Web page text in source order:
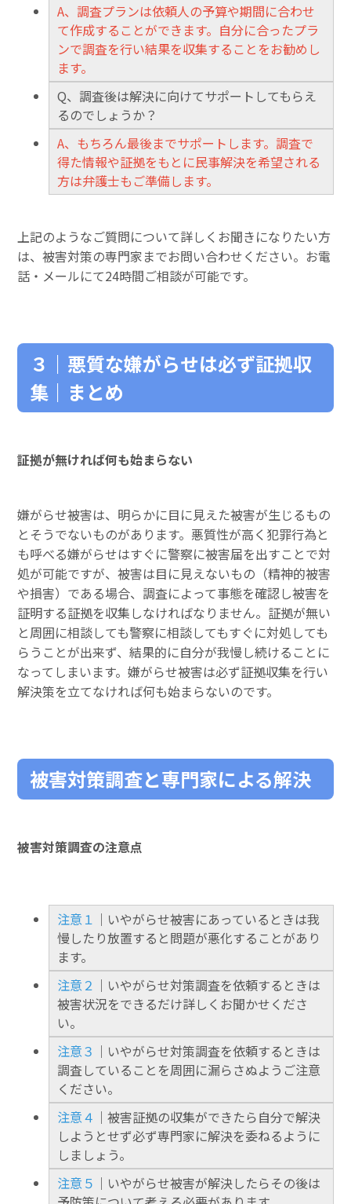
A、調査プランは依頼人の予算や期間に合わせ
て作成することができます。自分に合ったプラ
ンで調査を行い結果を収集することをお勧めし
ます。
Q、調査後は解決に向けてサポートしてもらえ
るのでしょうか？
A、もちろん最後までサポートします。調査で
得た情報や証拠をもとに民事解決を希望される
方は弁護士もご準備します。
上記のようなご質問について詳しくお聞きになりたい方
は、被害対策の専門家までお問い合わせください。お電
話・メールにて24時間ご相談が可能です。
３｜悪質な嫌がらせは必ず証拠収
集｜まとめ
証拠が無ければ何も始まらない
嫌がらせ被害は、明らかに目に見えた被害が生じるもの
とそうでないものがあります。悪質性が高く犯罪行為と
も呼べる嫌がらせはすぐに警察に被害届を出すことで対
処が可能ですが、被害は目に見えないもの（精神的被害
や損害）である場合、調査によって事態を確認し被害を
証明する証拠を収集しなければなりません。証拠が無い
と周囲に相談しても警察に相談してもすぐに対処しても
らうことが出来ず、結果的に自分が我慢し続けることに
なってしまいます。嫌がらせ被害は必ず証拠収集を行い
解決策を立てなければ何も始まらないのです。
被害対策調査と専門家による解決
被害対策調査の注意点
注意１ ｜いやがらせ被害にあっているときは我
慢したり放置すると問題が悪化することがあり
ます。
注意２ ｜いやがらせ対策調査を依頼するときは
被害状況をできるだけ詳しくお聞かせくださ
い。
注意３ ｜いやがらせ対策調査を依頼するときは
調査していることを周囲に漏らさぬようご注意
ください。
注意４ ｜被害証拠の収集ができたら自分で解決
しようとせず必ず専門家に解決を委ねるように
しましょう。
注意５ ｜いやがらせ被害が解決したらその後は